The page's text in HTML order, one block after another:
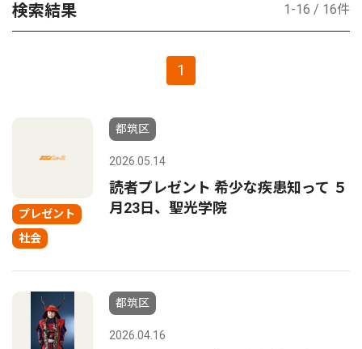
検索結果 1-16 / 16件
1
プレゼント
社会
都筑区
2026.05.14
読者プレゼント 希少な疾患知って ５
月23日、聖光学院
都筑区
2026.04.16